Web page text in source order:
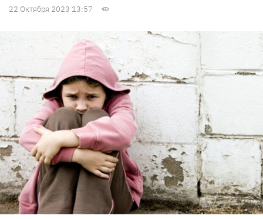
22 Октября 2023 13:57